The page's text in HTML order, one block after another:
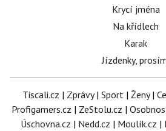
Krycí jména
Na křídlech
Karak
Jízdenky,
Tiscali.cz | Zprávy| Sport | Ženy|
Profigamers.cz | ZeStolu.cz |
Úschovna.cz | Nedd.cz | Moulík.cz |